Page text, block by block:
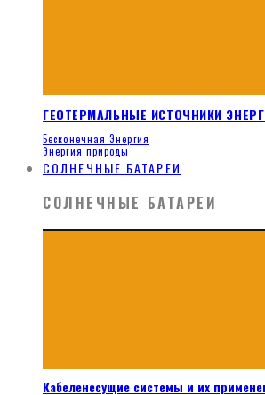
ГЕОТЕРМАЛЬНЫЕ ИСТОЧНИКИ
Бесконечная Энергия
Энергия природы
СОЛНЕЧНЫЕ БАТАРЕИ
СОЛНЕЧНЫЕ БАТАРЕИ
Кабеленесущие системы и их